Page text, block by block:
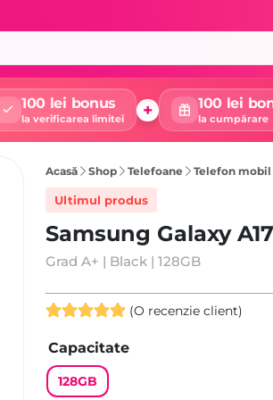
100 lei bonus
la verificarea limitei + 100 lei
la cumpărare
Acasă Shop Telefoane Telefon mobil
Ultimul produs
Samsung Galaxy
Grad A+ | Black | 128GB
5.00din 5
pe baza
unei singure
(O recenzie client)
Capacitate
128GB